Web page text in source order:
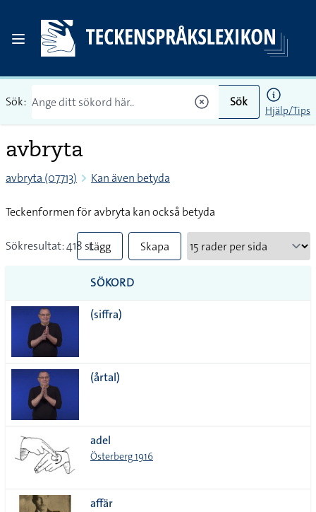
Sök: Sök
Hjälp/Tips
avbryta
avbryta (07713) Kan även betyda
Teckenformen för avbryta kan också betyda
Sökresultat: 418 stLägg
till
alla i
Skapa
SÖKORD
(siffra)
(årtal)
adel
Österberg 1916
affär